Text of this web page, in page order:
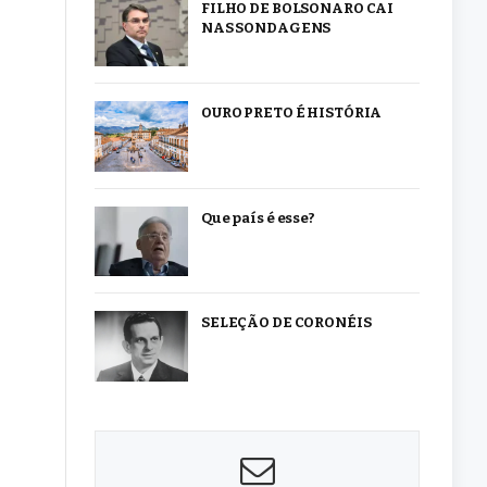
FILHO DE BOLSONARO CAI
NAS SONDAGENS
OURO PRETO É HISTÓRIA
Que país é esse?
SELEÇÃO DE CORONÉIS